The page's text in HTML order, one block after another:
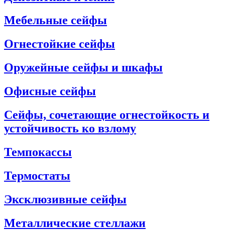
Мебельные сейфы
Огнестойкие сейфы
Оружейные сейфы и шкафы
Офисные сейфы
Сейфы, сочетающие огнестойкость и
устойчивость ко взлому
Темпокассы
Термостаты
Эксклюзивные сейфы
Металлические стеллажи